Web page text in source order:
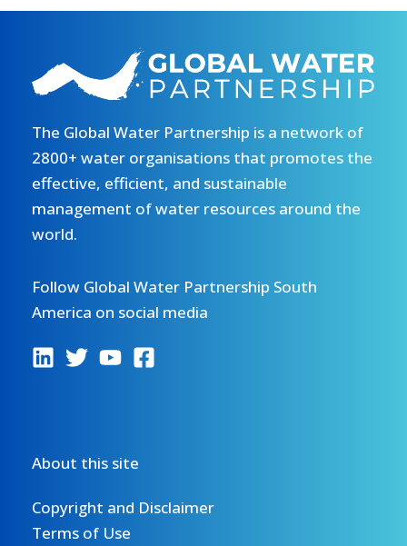
The Global Water Partnership is a network of
2800+ water organisations that promotes the
effective, efficient, and sustainable
management of water resources around the
world.
Follow Global Water Partnership South
America on social media
About this site
Copyright and Disclaimer
Terms of Use